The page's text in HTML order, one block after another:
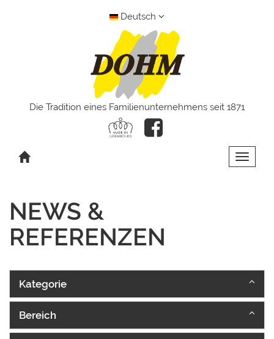
Deutsch
Die Tradition eines Familienunternehmens seit 1871
Toggle
NEWS &
REFERENZEN
Kategorie
Bereich